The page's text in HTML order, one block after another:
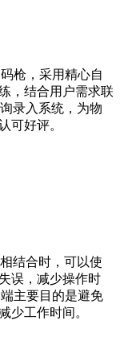
，采用精心自
，结合用户需求联
入系统，为物
评。
合时，可以使
误，减少操作时
终端主要目的是避免
工作时间。